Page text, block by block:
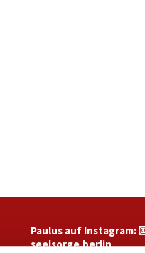
Paulus auf Instagram:
seelsorge.berlin